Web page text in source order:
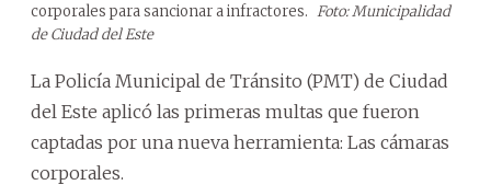
corporales para sancionar a infractores. Foto: Municipalidad
de Ciudad del Este
La Policía Municipal de Tránsito (PMT) de Ciudad
del Este aplicó las primeras multas que fueron
captadas por una nueva herramienta: Las cámaras
corporales.